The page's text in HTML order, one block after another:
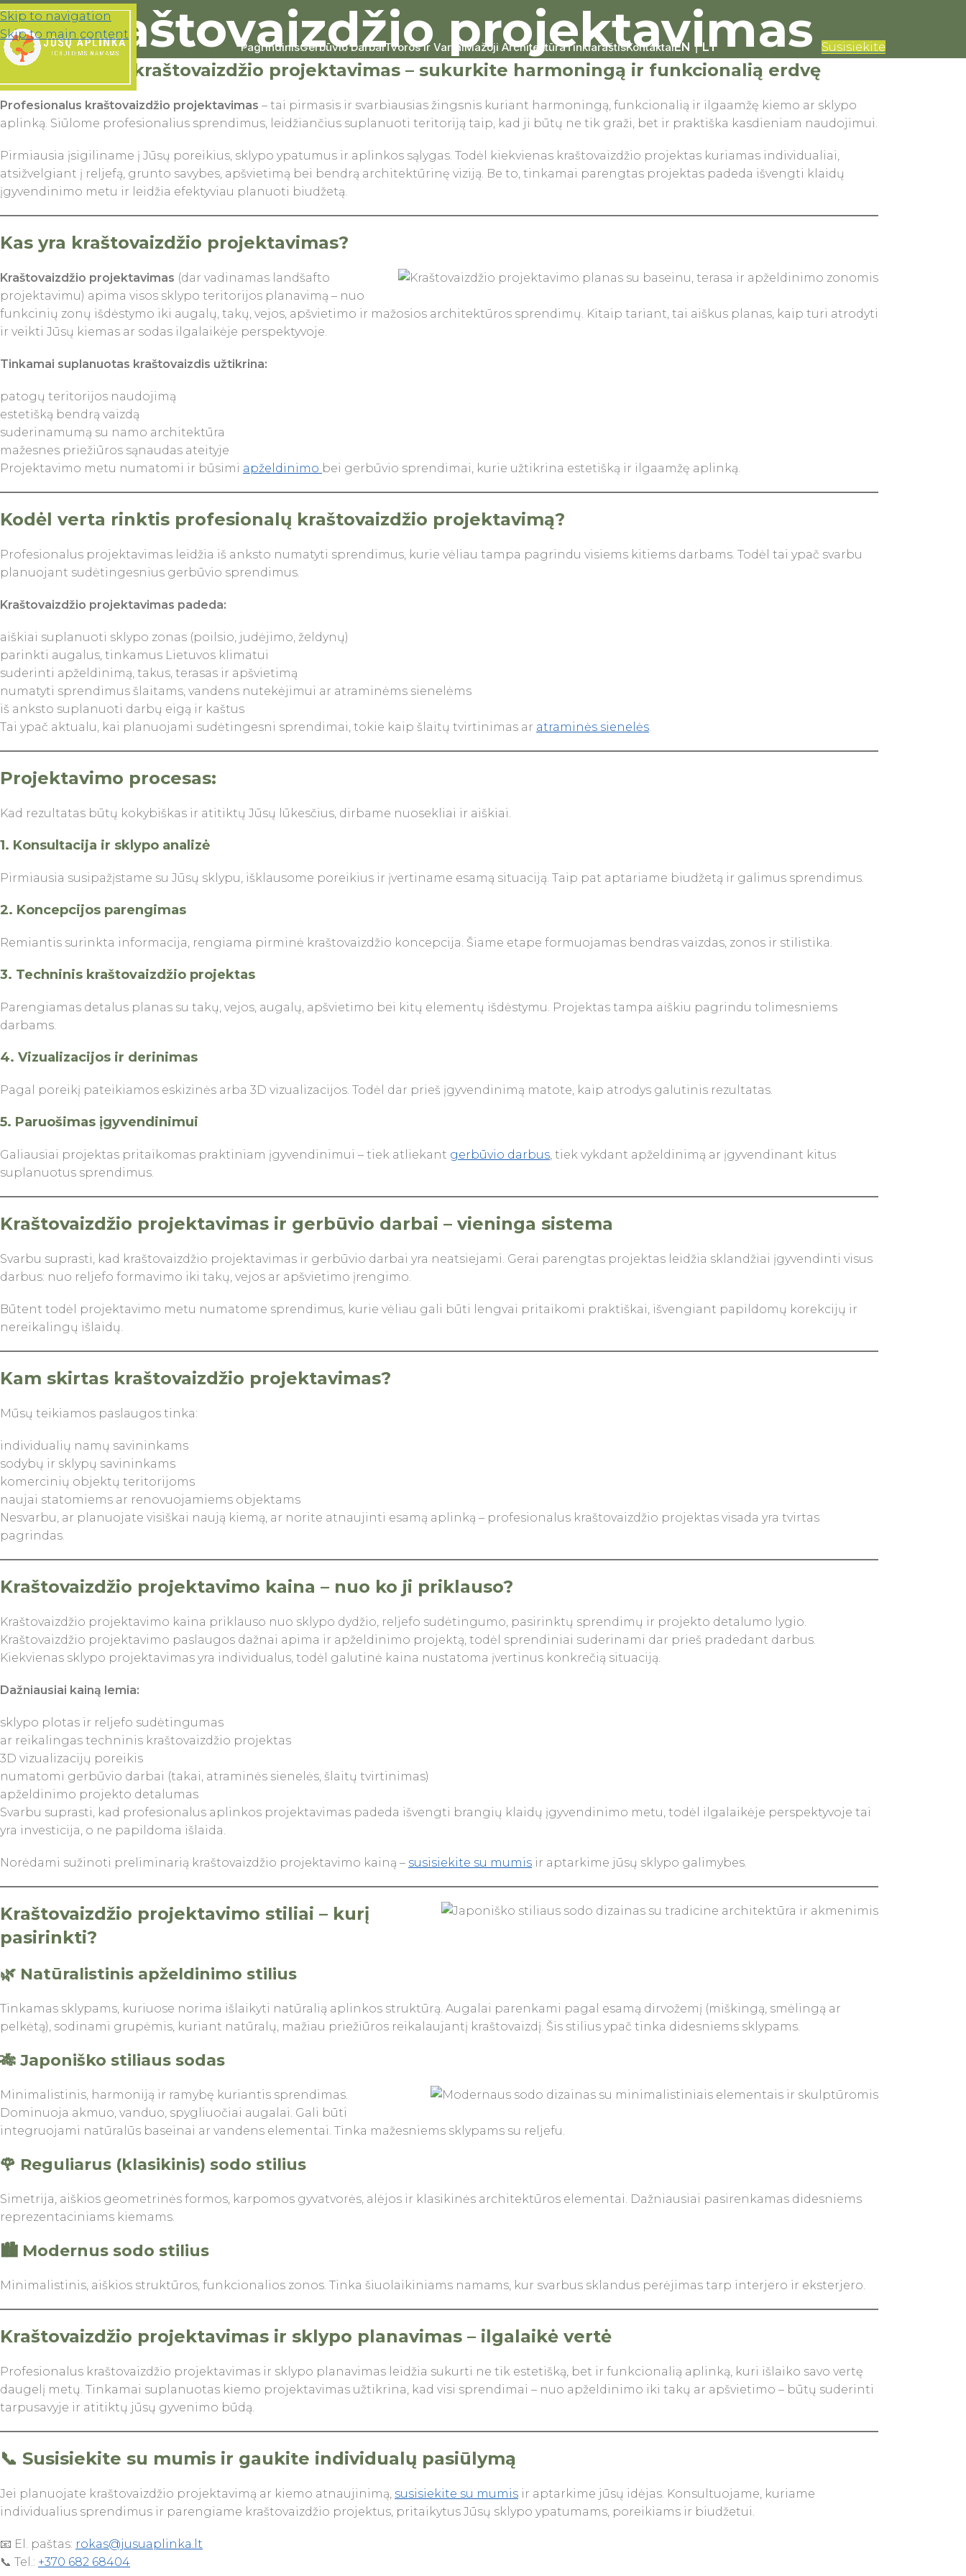
Skip to navigation
Skip to main content
PagrindinisGerbūvio DarbaiTvoros Ir VartaiMažoji ArchitektūraTinklaraštisKontaktaiEN | LT Susisiekite
Kraštovaizdžio projektavimas
Profesionalus kraštovaizdžio projektavimas – sukurkite harmoningą ir funkcionalią erdvę
Profesionalus kraštovaizdžio projektavimas – tai pirmasis ir svarbiausias žingsnis kuriant harmoningą, funkcionalią ir ilgaamžę kiemo ar sklypo
aplinką. Siūlome profesionalius sprendimus, leidžiančius suplanuoti teritoriją taip, kad ji būtų ne tik graži, bet ir praktiška kasdieniam naudojimui.
Pirmiausia įsigiliname į Jūsų poreikius, sklypo ypatumus ir aplinkos sąlygas. Todėl kiekvienas kraštovaizdžio projektas kuriamas individualiai,
atsižvelgiant į reljefą, grunto savybes, apšvietimą bei bendrą architektūrinę viziją. Be to, tinkamai parengtas projektas padeda išvengti klaidų
įgyvendinimo metu ir leidžia efektyviau planuoti biudžetą.
Kas yra kraštovaizdžio projektavimas?
Kraštovaizdžio projektavimas (dar vadinamas landšafto
projektavimu) apima visos sklypo teritorijos planavimą – nuo
funkcinių zonų išdėstymo iki augalų, takų, vejos, apšvietimo ir mažosios architektūros sprendimų. Kitaip tariant, tai aiškus planas, kaip turi atrodyti
ir veikti Jūsų kiemas ar sodas ilgalaikėje perspektyvoje.
Tinkamai suplanuotas kraštovaizd is užtikrina:
patogų teritorijos naudojimą
estetišką bendrą vaizdą
suderinamumą su namo architektūra
mažesnes priežiūros sąnaudas ateityje
Projektavimo metu numatomi ir būsimi apželdinimo bei gerbūvio sprendimai, kurie užtikrina estetišką ir ilgaamžę aplinką.
Kodėl verta rinktis profesionalų kraštovaizdžio projektavimą?
Profesionalus projektavimas leidžia iš anksto numatyti sprendimus, kurie vėliau tampa pagrindu visiems kitiems darbams. Todėl tai ypač svarbu
planuojant sudėtingesnius gerbūvio sprendimus.
Kraštovaizdžio projektavimas padeda:
aiškiai suplanuoti sklypo zonas (poilsio, judėjimo, želdynų)
parinkti augalus, tinkamus Lietuvos klimatui
suderinti apželdinimą, takus, terasas ir apšvietimą
numatyti sprendimus šlaitams, vandens nutekėjimui ar atraminėms sienelėms
iš anksto suplanuoti darbų eigą ir kaštus
Tai ypač aktualu, kai planuojami sudėtingesni sprendimai, tokie kaip šlaitų tvirtinimas ar atraminės sienelės.
Projektavimo procesas:
Kad rezultatas būtų kokybiškas ir atitiktų Jūsų lūkesčius, dirbame nuosekliai ir aiškiai.
1. Konsultacija ir sklypo analizė
Pirmiausia susipažįstame su Jūsų sklypu, išklausome poreikius ir įvertiname esamą situaciją. Taip pat aptariame biudžetą ir galimus sprendimus.
2. Koncepcijos parengimas
Remiantis surinkta informacija, rengiama pirminė kraštovaizdžio koncepcija. Šiame etape formuojamas bendras vaizdas, zonos ir stilistika.
3. Techninis kraštovaizdžio projektas
Parengiamas detalus planas su takų, vejos, augalų, apšvietimo bei kitų elementų išdėstymu. Projektas tampa aiškiu pagrindu tolimesniems
darbams.
4. Vizualizacijos ir derinimas
Pagal poreikį pateikiamos eskizinės arba 3D vizualizacijos. Todėl dar prieš įgyvendinimą matote, kaip atrodys galutinis rezultatas.
5. Paruošimas įgyvendinimui
Galiausiai projektas pritaikomas praktiniam įgyvendinimui – tiek atliekant gerbūvio darbus, tiek vykdant apželdinimą ar įgyvendinant kitus
suplanuotus sprendimus.
Kraštovaizdžio projektavimas ir gerbūvio darbai – vieninga sistema
Svarbu suprasti, kad kraštovaizdžio projektavimas ir gerbūvio darbai yra neatsiejami. Gerai parengtas projektas leidžia sklandžiai įgyvendinti visus
darbus: nuo reljefo formavimo iki takų, vejos ar apšvietimo įrengimo.
Būtent todėl projektavimo metu numatome sprendimus, kurie vėliau gali būti lengvai pritaikomi praktiškai, išvengiant papildomų korekcijų ir
nereikalingų išlaidų.
Kam skirtas kraštovaizdžio projektavimas?
Mūsų teikiamos paslaugos tinka:
individualių namų savininkams
sodybų ir sklypų savininkams
komercinių objektų teritorijoms
naujai statomiems ar renovuojamiems objektams
Nesvarbu, ar planuojate visiškai naują kiemą, ar norite atnaujinti esamą aplinką – profesionalus kraštovaizdžio projektas visada yra tvirtas
pagrindas.
Kraštovaizdžio projektavimo kaina – nuo ko ji priklauso?
Kraštovaizdžio projektavimo kaina priklauso nuo sklypo dydžio, reljefo sudėtingumo, pasirinktų sprendimų ir projekto detalumo lygio.
Kraštovaizdžio projektavimo paslaugos dažnai apima ir apželdinimo projektą, todėl sprendiniai suderinami dar prieš pradedant darbus.
Kiekvienas sklypo projektavimas yra individualus, todėl galutinė kaina nustatoma įvertinus konkrečią situaciją.
Dažniausiai kainą lemia:
sklypo plotas ir reljefo sudėtingumas
ar reikalingas techninis kraštovaizdžio projektas
3D vizualizacijų poreikis
numatomi gerbūvio darbai (takai, atraminės sienelės, šlaitų tvirtinimas)
apželdinimo projekto detalumas
Svarbu suprasti, kad profesionalus aplinkos projektavimas padeda išvengti brangių klaidų įgyvendinimo metu, todėl ilgalaikėje perspektyvoje tai
yra investicija, o ne papildoma išlaida.
Norėdami sužinoti preliminarią kraštovaizdžio projektavimo kainą – susisiekite su mumis ir aptarkime jūsų sklypo galimybes.
Kraštovaizdžio projektavimo stiliai – kurį
pasirinkti?
🌿 Natūralistinis apželdinimo stilius
Tinkamas sklypams, kuriuose norima išlaikyti natūralią aplinkos struktūrą. Augalai parenkami pagal esamą dirvožemį (miškingą, smėlingą ar
pelkėtą), sodinami grupėmis, kuriant natūralų, mažiau priežiūros reikalaujantį kraštovaizdį. Šis stilius ypač tinka didesniems sklypams.
🎋 Japoniško stiliaus sodas
Minimalistinis, harmoniją ir ramybę kuriantis sprendimas.
Dominuoja akmuo, vanduo, spygliuočiai augalai. Gali būti
integruojami natūralūs baseinai ar vandens elementai. Tinka mažesniems sklypams su reljefu.
🌹 Reguliarus (klasikinis) sodo stilius
Simetrija, aiškios geometrinės formos, karpomos gyvatvorės, alėjos ir klasikinės architektūros elementai. Dažniausiai pasirenkamas didesniems
reprezentaciniams kiemams.
🏙 Modernus sodo stilius
Minimalistinis, aiškios struktūros, funkcionalios zonos. Tinka šiuolaikiniams namams, kur svarbus sklandus perėjimas tarp interjero ir eksterjero.
Kraštovaizdžio projektavimas ir sklypo planavimas – ilgalaikė vertė
Profesionalus kraštovaizdžio projektavimas ir sklypo planavimas leidžia sukurti ne tik estetišką, bet ir funkcionalią aplinką, kuri išlaiko savo vertę
daugelį metų. Tinkamai suplanuotas kiemo projektavimas užtikrina, kad visi sprendimai – nuo apželdinimo iki takų ar apšvietimo – būtų suderinti
tarpusavyje ir atitiktų jūsų gyvenimo būdą.
📞 Susisiekite su mumis ir gaukite individualų pasiūlymą
Jei planuojate kraštovaizdžio projektavimą ar kiemo atnaujinimą, susisiekite su mumis ir aptarkime jūsų idėjas. Konsultuojame, kuriame
individualius sprendimus ir parengiame kraštovaizdžio projektus, pritaikytus Jūsų sklypo ypatumams, poreikiams ir biudžetui.
📧 El. paštas: rokas@jusuaplinka.lt
📞 Tel.: +370 682 68404